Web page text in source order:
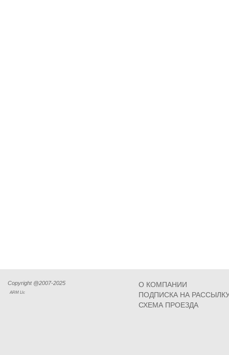
Copyright @2007-2025
ARM Llc
О КОМПАНИИ
ПОДПИСКА НА
СХЕМА ПРОЕЗДА